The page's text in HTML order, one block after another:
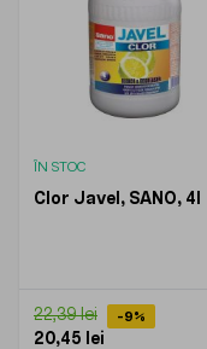
ÎN STOC
Clor Javel, SANO, 4l
22,39 lei -9%
20,45 lei